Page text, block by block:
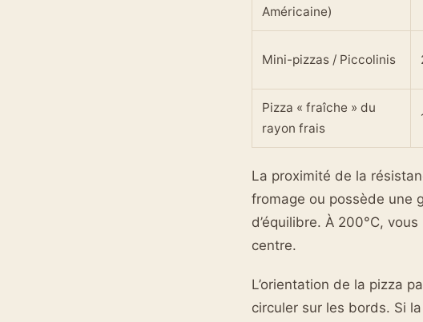
Américaine)
Mini-pizzas / Piccolinis
Pizza « fraîche » du
rayon frais
La proximité de la
fromage ou possède une
d’équilibre. À 200°C,
centre.
L’orientation de la pizza
circuler sur les bords. Si